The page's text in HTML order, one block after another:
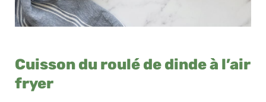
Cuisson du roulé de dinde à l’air
fryer